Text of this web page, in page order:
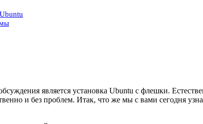
является установка Ubuntu с флешки.
и без проблем. Итак, что же мы с вами сегодня